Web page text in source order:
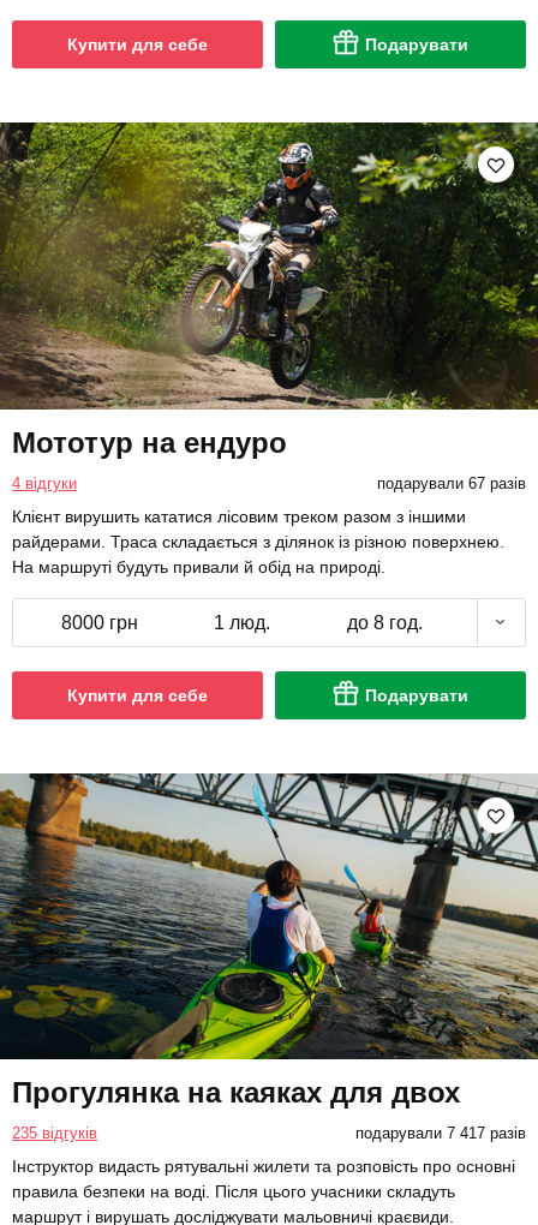
Купити для себе Подарувати
Мототур на ендуро
4 відгуки подарували 67 разів
Клієнт вирушить кататися лісовим треком разом з іншими
райдерами. Траса складається з ділянок із різною поверхнею.
На маршруті будуть привали й обід на природі.
8000 грн 1 люд. до 8 год.
Купити для себе Подарувати
Прогулянка на каяках для двох
235 відгуків подарували 7 417 разів
Інструктор видасть рятувальні жилети та розповість про основні
правила безпеки на воді. Після цього учасники складуть
маршрут і вирушать досліджувати мальовничі краєвиди.